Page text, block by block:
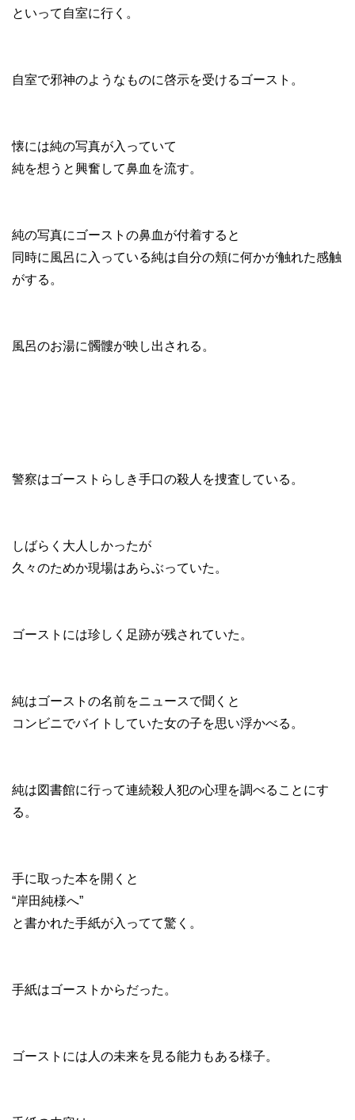
といって自室に行く。
自室で邪神のようなものに啓示を受けるゴースト。
懐には純の写真が入っていて
純を想うと興奮して鼻血を流す。
純の写真にゴーストの鼻血が付着すると
同時に風呂に入っている純は自分の頬に何かが触れた感触
がする。
風呂のお湯に髑髏が映し出される。
警察はゴーストらしき手口の殺人を捜査している。
しばらく大人しかったが
久々のためか現場はあらぶっていた。
ゴーストには珍しく足跡が残されていた。
純はゴーストの名前をニュースで聞くと
コンビニでバイトしていた女の子を思い浮かべる。
純は図書館に行って連続殺人犯の心理を調べることにす
る。
手に取った本を開くと
“岸田純様へ”
と書かれた手紙が入ってて驚く。
手紙はゴーストからだった。
ゴーストには人の未来を見る能力もある様子。